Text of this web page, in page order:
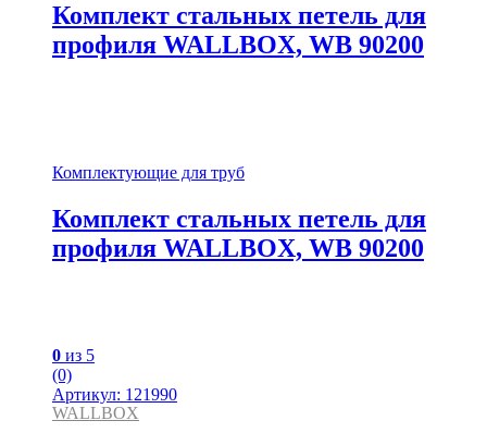
Комплект стальных петель для
профиля WALLBOX, WB 90200
Комплектующие для труб
Комплект стальных петель для
профиля WALLBOX, WB 90200
0 из 5
(0)
Артикул: 121990
WALLBOX